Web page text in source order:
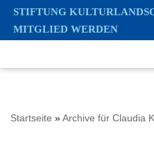
springen
STIFTUNG
MITGLIED WERDEN
Startseite »Archive für Claudia